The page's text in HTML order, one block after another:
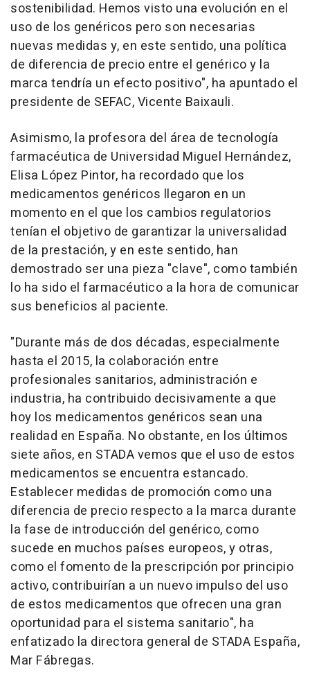
sostenibilidad. Hemos visto una evolución en el
uso de los genéricos pero son necesarias
nuevas medidas y, en este sentido, una política
de diferencia de precio entre el genérico y la
marca tendría un efecto positivo", ha apuntado el
presidente de SEFAC, Vicente Baixauli.
Asimismo, la profesora del área de tecnología
farmacéutica de Universidad Miguel Hernández,
Elisa López Pintor, ha recordado que los
medicamentos genéricos llegaron en un
momento en el que los cambios regulatorios
tenían el objetivo de garantizar la universalidad
de la prestación, y en este sentido, han
demostrado ser una pieza "clave", como también
lo ha sido el farmacéutico a la hora de comunicar
sus beneficios al paciente.
"Durante más de dos décadas, especialmente
hasta el 2015, la colaboración entre
profesionales sanitarios, administración e
industria, ha contribuido decisivamente a que
hoy los medicamentos genéricos sean una
realidad en España. No obstante, en los últimos
siete años, en STADA vemos que el uso de estos
medicamentos se encuentra estancado.
Establecer medidas de promoción como una
diferencia de precio respecto a la marca durante
la fase de introducción del genérico, como
sucede en muchos países europeos, y otras,
como el fomento de la prescripción por principio
activo, contribuirían a un nuevo impulso del uso
de estos medicamentos que ofrecen una gran
oportunidad para el sistema sanitario", ha
enfatizado la directora general de STADA España,
Mar Fábregas.